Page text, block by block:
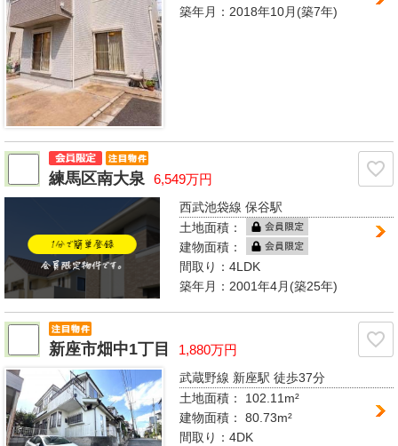
築年月：2018年10月(築7年)
練馬区南大泉 6,549万円
西武池袋線 保谷駅
土地面積：
建物面積：
間取り：4LDK
築年月：2001年4月(築25年)
新座市畑中1丁目 1,880万円
武蔵野線 新座駅徒歩37分
土地面積： 102.11m²
建物面積：80.73m²
間取り：4DK